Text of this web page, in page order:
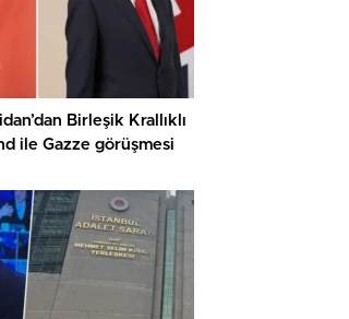
Birleşik Krallıklı
ile Gazze görüşmesi